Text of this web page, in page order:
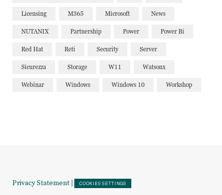
Licensing M365 Microsoft News
NUTANIX Partnership Power Power Bi
Red Hat Reti Security Server
Sicurezza Storage W11 Watsonx
Webinar Windows Windows 10 Workshop
Privacy Statement COOKIES SETTINGS